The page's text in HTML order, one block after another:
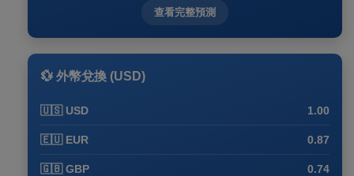
查看完整預測
💱 外幣兌換 (USD)
🇺🇸 USD 1.00
🇪🇺 EUR 0.87
🇬🇧 GBP 0.74